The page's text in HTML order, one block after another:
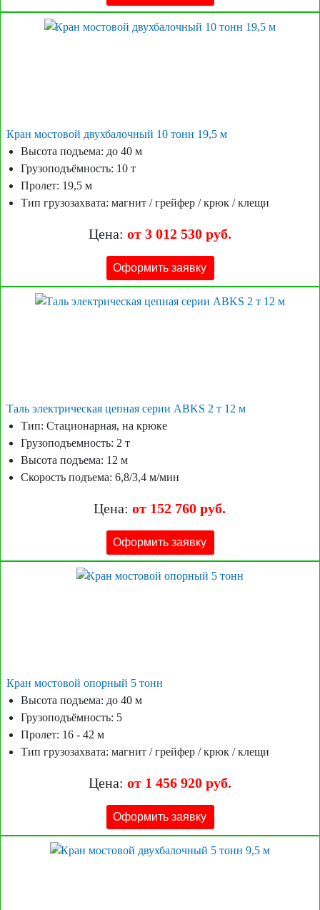
Кран мостовой двухбалочный 10 тонн 19,5 м
Высота подъема: до 40 м
Грузоподъёмность: 10 т
Пролет: 19,5 м
Тип грузозахвата: магнит / грейфер / крюк / клещи
Цена: от 3 012 530 руб.
Оформить заявку
Таль электрическая цепная серии ABKS 2 т 12 м
Тип: Стационарная, на крюке
Грузоподъемность: 2 т
Высота подъема: 12 м
Скорость подъема: 6,8/3,4 м/мин
Цена:от 152 760 руб.
Оформить заявку
Кран мостовой опорный 5 тонн
Высота подъема: до 40 м
Грузоподъёмность: 5
Пролет: 16 - 42 м
Тип грузозахвата: магнит / грейфер / крюк / клещи
Цена: от 1 456 920 руб.
Оформить заявку